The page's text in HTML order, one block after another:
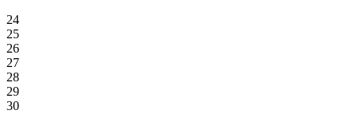
24
25
26
27
28
29
30